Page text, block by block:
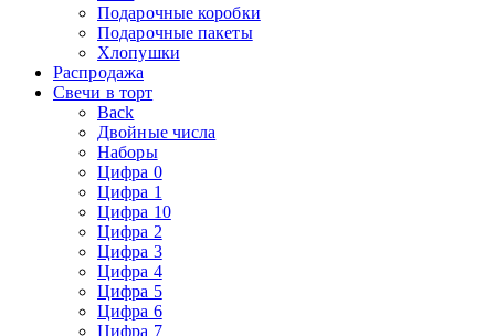
Подарочные коробки
Подарочные пакеты
Хлопушки
Распродажа
Свечи в торт
Back
Двойные числа
Наборы
Цифра 0
Цифра 1
Цифра 10
Цифра 2
Цифра 3
Цифра 4
Цифра 5
Цифра 6
Цифра 7